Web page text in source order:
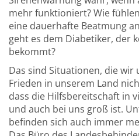
mehr funktioniert? Wie
eine dauerhafte Beatmung
geht es dem Diabetiker, der
bekommt?
Das sind Situationen, die wir
Frieden in unserem Land
dass die Hilfsbereitschaft in
und auch bei uns groß ist.
befinden sich auch immer